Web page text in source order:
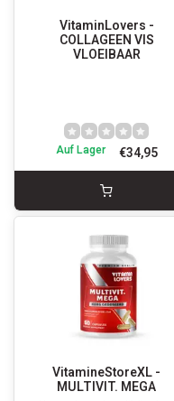
VitaminLovers -
COLLAGEEN VIS
VLOEIBAAR
€34,95
Auf Lager
VitamineStoreXL -
MULTIVIT. MEGA